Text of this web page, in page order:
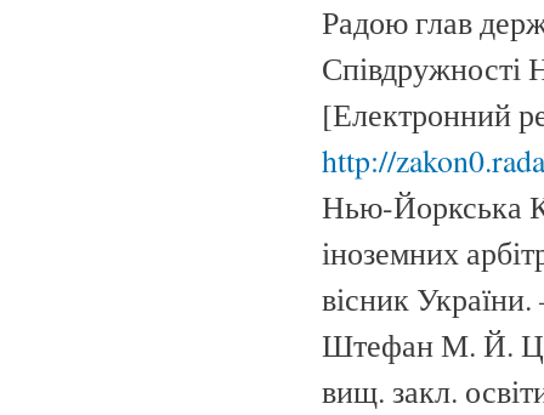
Радою глав
Співдружності
[Електронний
http://
Нью-Йоркська
іноземних
вісник
Штефан М. Й.
вищ. закл.